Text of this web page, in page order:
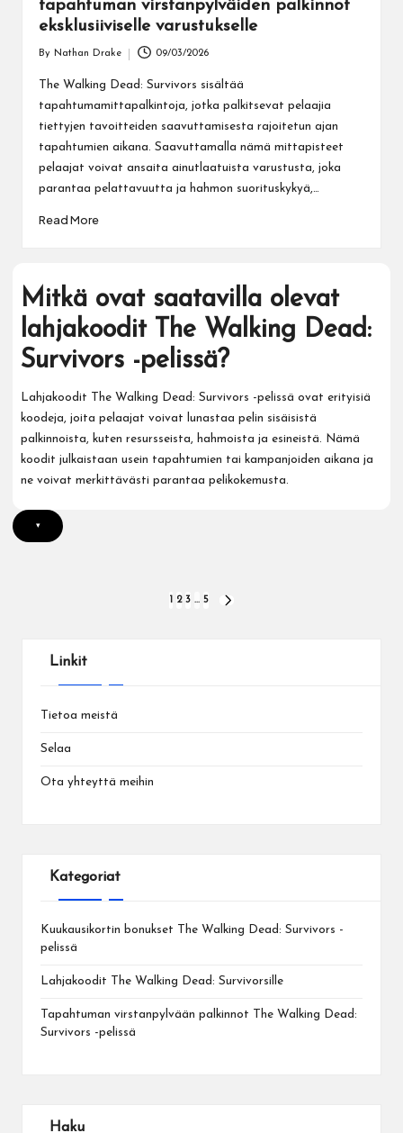
tapahtuman virstanpylväiden palkinnot
eksklusiiviselle varustukselle
by
By Nathan Drake 09/03/2026
The Walking Dead: Survivors sisältää
tapahtumamittapalkintoja, jotka palkitsevat pelaajia
tiettyjen tavoitteiden saavuttamisesta rajoitetun ajan
tapahtumien aikana. Saavuttamalla nämä mittapisteet
pelaajat voivat ansaita ainutlaatuista varustusta, joka
parantaa pelattavuutta ja hahmon suorituskykyä,…
Read More
Mitkä ovat saatavilla olevat
lahjakoodit The Walking Dead:
Survivors -pelissä?
Lahjakoodit The Walking Dead: Survivors -pelissä ovat erityisiä
koodeja, joita pelaajat voivat lunastaa pelin sisäisistä
palkinnoista, kuten resursseista, hahmoista ja esineistä. Nämä
koodit julkaistaan usein tapahtumien tai kampanjoiden aikana ja
ne voivat merkittävästi parantaa pelikokemusta.
▾
2 3 … 5
Linkit
Tietoa meistä
Selaa
Ota yhteyttä meihin
Kategoriat
Kuukausikortin bonukset The Walking Dead: Survivors -
pelissä
Lahjakoodit The Walking Dead: Survivorsille
Tapahtuman virstanpylvään palkinnot The Walking Dead:
Survivors -pelissä
Haku